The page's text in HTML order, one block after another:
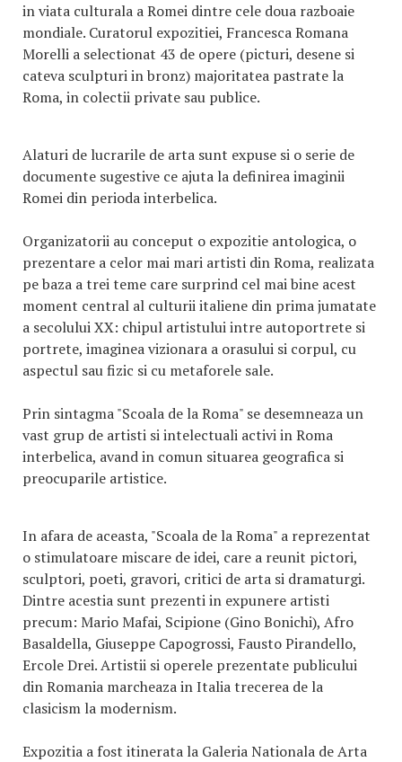
in viata culturala a Romei dintre cele doua razboaie
mondiale. Curatorul expozitiei, Francesca Romana
Morelli a selectionat 43 de opere (picturi, desene si
cateva sculpturi in bronz) majoritatea pastrate la
Roma, in colectii private sau publice.
Alaturi de lucrarile de arta sunt expuse si o serie de
documente sugestive ce ajuta la definirea imaginii
Romei din perioda interbelica.
Organizatorii au conceput o expozitie antologica, o
prezentare a celor mai mari artisti din Roma, realizata
pe baza a trei teme care surprind cel mai bine acest
moment central al culturii italiene din prima jumatate
a secolului XX: chipul artistului intre autoportrete si
portrete, imaginea vizionara a orasului si corpul, cu
aspectul sau fizic si cu metaforele sale.
Prin sintagma "Scoala de la Roma" se desemneaza un
vast grup de artisti si intelectuali activi in Roma
interbelica, avand in comun situarea geografica si
preocuparile artistice.
In afara de aceasta, "Scoala de la Roma" a reprezentat
o stimulatoare miscare de idei, care a reunit pictori,
sculptori, poeti, gravori, critici de arta si dramaturgi.
Dintre acestia sunt prezenti in expunere artisti
precum: Mario Mafai, Scipione (Gino Bonichi), Afro
Basaldella, Giuseppe Capogrossi, Fausto Pirandello,
Ercole Drei. Artistii si operele prezentate publicului
din Romania marcheaza in Italia trecerea de la
clasicism la modernism.
Expozitia a fost itinerata la Galeria Nationala de Arta